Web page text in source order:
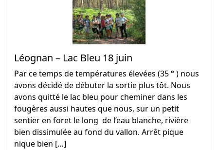
Léognan – Lac Bleu 18 juin
Par ce temps de températures élevées (35 ° ) nous
avons décidé de débuter la sortie plus tôt. Nous
avons quitté le lac bleu pour cheminer dans les
fougères aussi hautes que nous, sur un petit
sentier en foret le long de l’eau blanche, rivière
bien dissimulée au fond du vallon. Arrêt pique
nique bien […]